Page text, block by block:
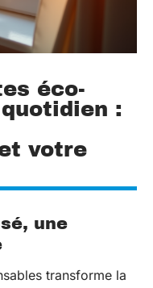
éco-
:
votre
une
transforme la